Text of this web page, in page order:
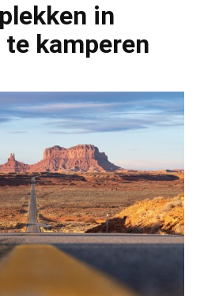
in
kamperen